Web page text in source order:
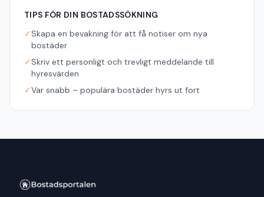
TIPS FÖR DIN BOSTADSSÖKNING
✓Skapa en bevakning för att få notiser om nya
bostäder
✓Skriv ett personligt och trevligt meddelande till
hyresvärden
✓Var snabb – populära bostäder hyrs ut fort